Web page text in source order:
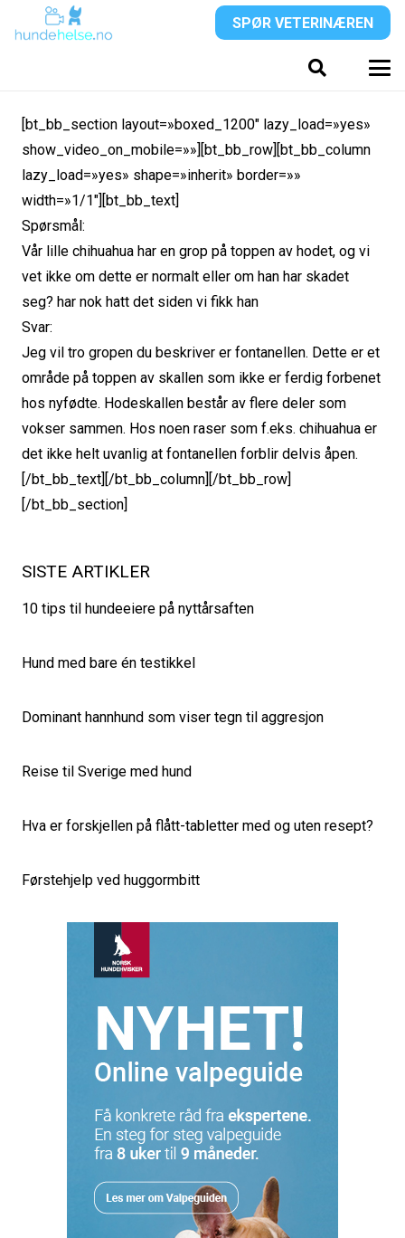
SPØR VETERINÆREN
[bt_bb_section layout=»boxed_1200″ lazy_load=»yes»
show_video_on_mobile=»»][bt_bb_row][bt_bb_column
lazy_load=»yes» shape=»inherit» border=»»
width=»1/1″][bt_bb_text]
Spørsmål:
Vår lille chihuahua har en grop på toppen av hodet, og vi
vet ikke om dette er normalt eller om han har skadet
seg? har nok hatt det siden vi fikk han
Svar:
Jeg vil tro gropen du beskriver er fontanellen. Dette er et
område på toppen av skallen som ikke er ferdig forbenet
hos nyfødte. Hodeskallen består av flere deler som
vokser sammen. Hos noen raser som f.eks. chihuahua er
det ikke helt uvanlig at fontanellen forblir delvis åpen.
[/bt_bb_text][/bt_bb_column][/bt_bb_row]
[/bt_bb_section]
SISTE ARTIKLER
10 tips til hundeeiere på nyttårsaften
Hund med bare én testikkel
Dominant hannhund som viser tegn til aggresjon
Reise til Sverige med hund
Hva er forskjellen på flått-tabletter med og uten resept?
Førstehjelp ved huggormbitt